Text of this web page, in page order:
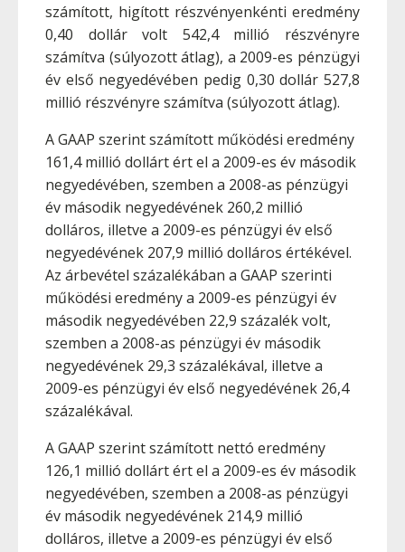
számított, higított részvényenkénti eredmény
0,40 dollár volt 542,4 millió részvényre
számítva (súlyozott átlag), a 2009-es pénzügyi
év első negyedévében pedig 0,30 dollár 527,8
millió részvényre számítva (súlyozott átlag).
A GAAP szerint számított működési eredmény
161,4 millió dollárt ért el a 2009-es év második
negyedévében, szemben a 2008-as pénzügyi
év második negyedévének 260,2 millió
dolláros, illetve a 2009-es pénzügyi év első
negyedévének 207,9 millió dolláros értékével.
Az árbevétel százalékában a GAAP szerinti
működési eredmény a 2009-es pénzügyi év
második negyedévében 22,9 százalék volt,
szemben a 2008-as pénzügyi év második
negyedévének 29,3 százalékával, illetve a
2009-es pénzügyi év első negyedévének 26,4
százalékával.
A GAAP szerint számított nettó eredmény
126,1 millió dollárt ért el a 2009-es év második
negyedévében, szemben a 2008-as pénzügyi
év második negyedévének 214,9 millió
dolláros, illetve a 2009-es pénzügyi év első